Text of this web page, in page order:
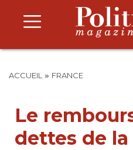
ACCUEIL » FRANCE
Le
dettes de la